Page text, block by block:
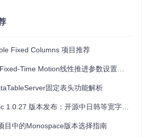
部设计考虑了并发安全，所以可以在多线
二进制和JSON序列化功能，便于数据存
可以通过指定构建标志启用sql.Scanne
势。无论是在简单的加减乘除，还是在比
Fixed Columns 项目推荐
Time Motion线性推进参数设置问题解析
固定表头功能解析
版本发布：开源中日韩等宽字体家族新升级
目中的Monospace版本选择指南